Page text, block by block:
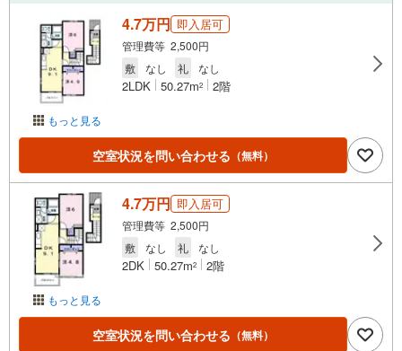
もっと見る
4.7万円 即入居可
管理費等 2,500円
敷
なし 礼 なし
2LDK 50.27m2 2階
空室状況を問い合わせる （無料）
もっと見る
4.7万円 即入居可
管理費等 2,500円
敷
なし 礼 なし
2DK 50.27m2 2階
空室状況を問い合わせる （無料）